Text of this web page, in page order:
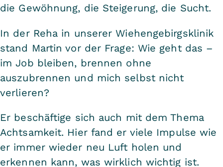
die Gewöhnung, die Steigerung, die Sucht.
In der Reha in unserer Wiehengebirgsklinik
stand Martin vor der Frage: Wie geht das –
im Job bleiben, brennen ohne
auszubrennen und mich selbst nicht
verlieren?
Er beschäftige sich auch mit dem Thema
Achtsamkeit. Hier fand er viele Impulse wie
er immer wieder neu Luft holen und
erkennen kann, was wirklich wichtig ist.